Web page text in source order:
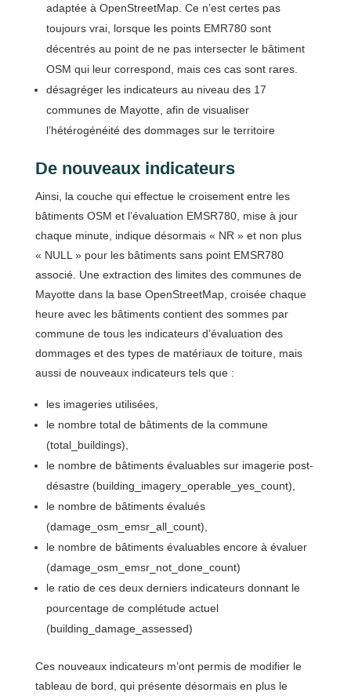
adaptée à OpenStreetMap. Ce n’est certes pas
toujours vrai, lorsque les points EMR780 sont
décentrés au point de ne pas intersecter le bâtiment
OSM qui leur correspond, mais ces cas sont rares.
désagréger les indicateurs au niveau des 17
communes de Mayotte, afin de visualiser
l’hétérogénéité des dommages sur le territoire
De nouveaux indicateurs
Ainsi, la couche qui effectue le croisement entre les
bâtiments OSM et l’évaluation EMSR780, mise à jour
chaque minute, indique désormais « NR » et non plus
« NULL » pour les bâtiments sans point EMSR780
associé. Une extraction des limites des communes de
Mayotte dans la base OpenStreetMap, croisée chaque
heure avec les bâtiments contient des sommes par
commune de tous les indicateurs d’évaluation des
dommages et des types de matériaux de toiture, mais
aussi de nouveaux indicateurs tels que :
les imageries utilisées,
le nombre total de bâtiments de la commune
(total_buildings),
le nombre de bâtiments évaluables sur imagerie post-
désastre (building_imagery_operable_yes_count),
le nombre de bâtiments évalués
(damage_osm_emsr_all_count),
le nombre de bâtiments évaluables encore à évaluer
(damage_osm_emsr_not_done_count)
le ratio de ces deux derniers indicateurs donnant le
pourcentage de complétude actuel
(building_damage_assessed)
Ces nouveaux indicateurs m’ont permis de modifier le
tableau de bord, qui présente désormais en plus le